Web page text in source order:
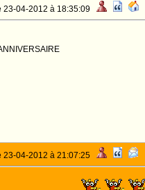
23-04-2012 à 18:35:09
23-04-2012 à 21:07:25